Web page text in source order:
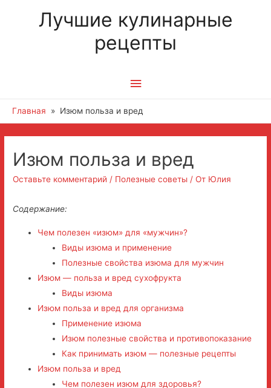
Лучшие кулинарные
рецепты
Главное
меню
Главная Изюм польза и вред
Изюм польза и вред
Оставьте комментарий / Полезные советы / От Юлия
Содержание:
Чем полезен «изюм» для «мужчин»?
Виды изюма и применение
Полезные свойства изюма для мужчин
Изюм — польза и вред сухофрукта
Виды изюма
Изюм польза и вред для организма
Применение изюма
Изюм полезные свойства и противопоказание
Как принимать изюм — полезные рецепты
Изюм польза и вред
Чем полезен изюм для здоровья?
по
записям